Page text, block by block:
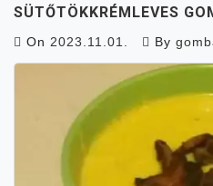
SÜTŐTÖKKRÉMLEVES
On 2023.11.01. By